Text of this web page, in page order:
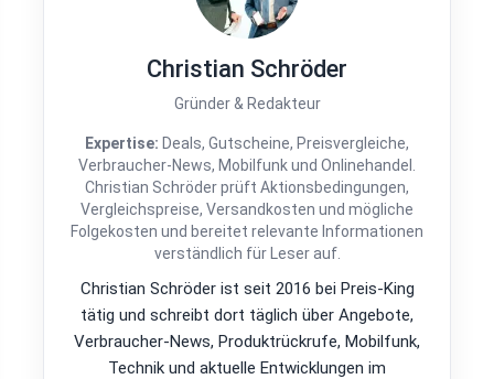
Christian Schröder
Gründer & Redakteur
Expertise: Deals, Gutscheine, Preisvergleiche,
Verbraucher-News, Mobilfunk und Onlinehandel.
Christian Schröder prüft Aktionsbedingungen,
Vergleichspreise, Versandkosten und mögliche
Folgekosten und bereitet relevante Informationen
verständlich für Leser auf.
Christian Schröder ist seit 2016 bei Preis-King
tätig und schreibt dort täglich über Angebote,
Verbraucher-News, Produktrückrufe, Mobilfunk,
Technik und aktuelle Entwicklungen im